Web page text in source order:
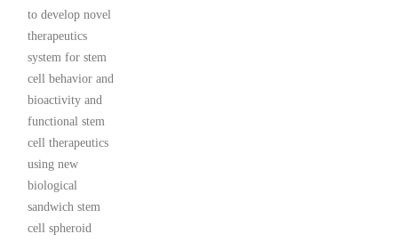
to develop novel
therapeutics
system for stem
cell behavior and
bioactivity and
functional stem
cell therapeutics
using new
biological
sandwich stem
cell spheroid